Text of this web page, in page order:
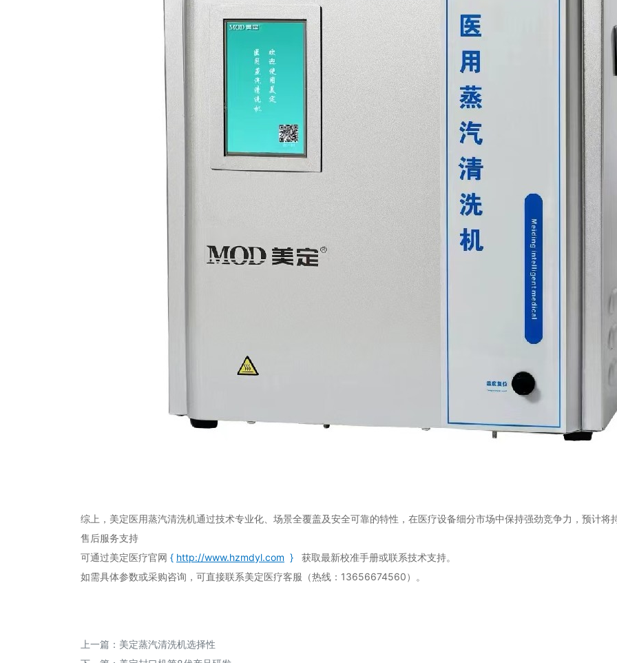
综上，美定医用蒸汽清洗机通过技术专业化、场景全覆盖及安全可靠的特性，在医疗设备细分市场中保持强劲竞争力，预计将
售后服务支持
可通过美定医疗官网 { http://www.hzmdyl.com }
获取最新校准手册或联系技术支持。
如需具体参数或采购咨询，可直接联系美定医疗客服（热线：13656674560）。
上一篇： 美定蒸汽清洗机选择性